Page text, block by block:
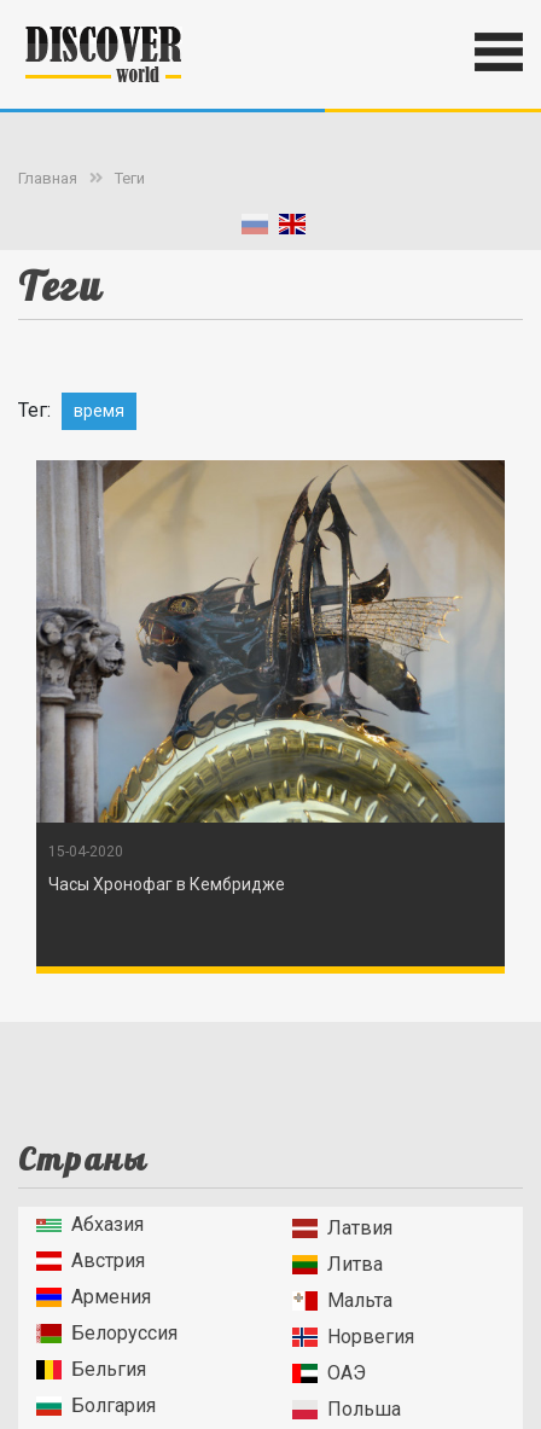
Главная Теги
Теги
Тег: время
15-04-2020
Часы Хронофаг в Кембридже
Страны
Абхазия
Австрия
Армения
Белоруссия
Бельгия
Болгария
Латвия
Литва
Мальта
Норвегия
ОАЭ
Польша